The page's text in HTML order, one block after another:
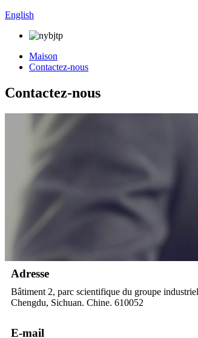
English
Maison
Contactez-nous
Contactez-nous
Adresse
Bâtiment 2, parc scientifique du groupe
Chengdu, Sichuan. Chine. 610052
E-mail